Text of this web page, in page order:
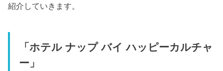
紹介していきます。
「ホテル ナップ バイ ハッピーカルチャ
ー」